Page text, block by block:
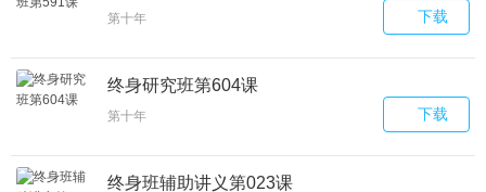
第十年 下载
终身研究班第604课
第十年 下载
终身班辅助讲义第023课